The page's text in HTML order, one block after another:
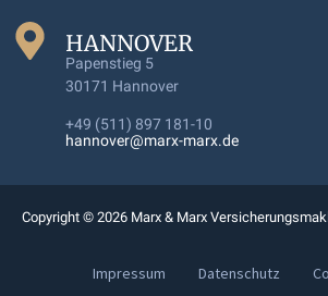
HANNOVER
Papenstieg 5
30171 Hannover
+49 (511) 897 181-10
hannover@marx-marx.de
Copyright © 2026 Marx & Marx
Impressum Datenschutz